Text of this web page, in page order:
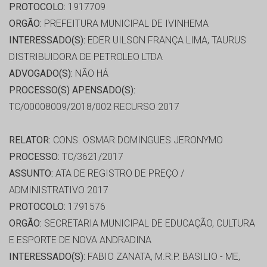
PROTOCOLO: 1917709
ORGÃO: PREFEITURA MUNICIPAL DE IVINHEMA
INTERESSADO(S): EDER UILSON FRANÇA LIMA, TAURUS
DISTRIBUIDORA DE PETROLEO LTDA
ADVOGADO(S): NÃO HÁ
PROCESSO(S) APENSADO(S):
TC/00008009/2018/002 RECURSO 2017
RELATOR: CONS. OSMAR DOMINGUES JERONYMO
PROCESSO: TC/3621/2017
ASSUNTO: ATA DE REGISTRO DE PREÇO /
ADMINISTRATIVO 2017
PROTOCOLO: 1791576
ORGÃO: SECRETARIA MUNICIPAL DE EDUCAÇÃO, CULTURA
E ESPORTE DE NOVA ANDRADINA
INTERESSADO(S): FABIO ZANATA, M.R.P. BASILIO - ME,